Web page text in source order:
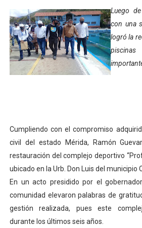
Mérida impulsa desarrollo
Fomficc consolida alianzas e
Niños de Estudiantes de Mérida
Entregan planta eléctrica para
Expertos inspeccionan espacios
Dictan MasterClass en el
Campo Elías avanza con plan de
Encuentro estadal fortalece la
Luego
con una
logró la
Cumpliendo con el compromiso
civil del estado Mérida, Ramón
restauración del complejo deportivo
ubicado en la Urb. Don Luis del municipio
En un acto presidido por el
comunidad elevaron palabras de
gestión realizada, pues este
durante los últimos seis años.